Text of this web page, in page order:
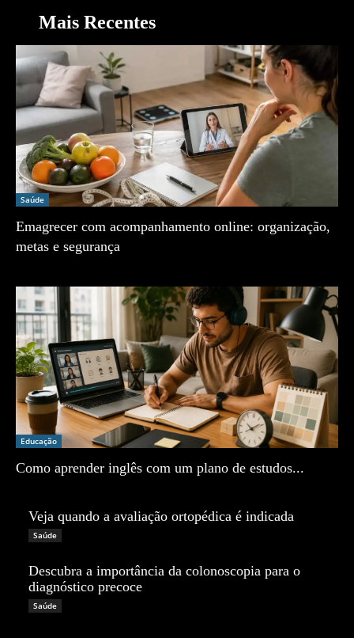
Mais Recentes
Saúde
Emagrecer com acompanhamento online: organização,
metas e segurança
Educação
Como aprender inglês com um plano de estudos...
Veja quando a avaliação ortopédica é indicada
Saúde
Descubra a importância da colonoscopia para o
diagnóstico precoce
Saúde